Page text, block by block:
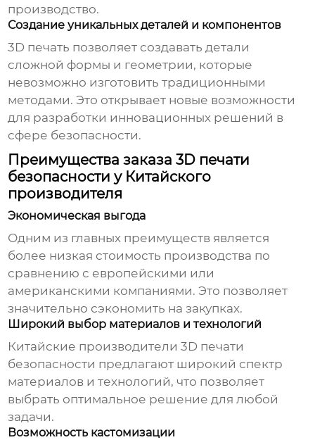
производство.
Создание уникальных деталей и компонентов
3D печать позволяет создавать детали
сложной формы и геометрии, которые
невозможно изготовить традиционными
методами. Это открывает новые возможности
для разработки инновационных решений в
сфере безопасности.
Преимущества заказа 3D печати
безопасности у Китайского
производителя
Экономическая выгода
Одним из главных преимуществ является
более низкая стоимость производства по
сравнению с европейскими или
американскими компаниями. Это позволяет
значительно сэкономить на закупках.
Широкий выбор материалов и технологий
Китайские производители 3D печати
безопасности предлагают широкий спектр
материалов и технологий, что позволяет
выбрать оптимальное решение для любой
задачи.
Возможность кастомизации